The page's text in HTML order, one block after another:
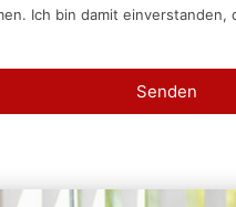
Ich bin damit
Senden